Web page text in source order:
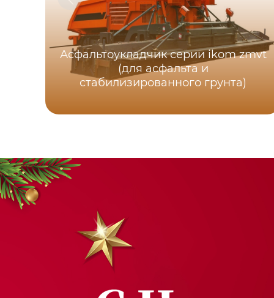
Асфальтоукладчик серии ikom zmvt
(для асфальта и
стабилизированного грунта)